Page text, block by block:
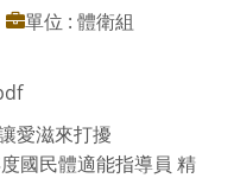
單位 : 體衛組
愛滋來打擾
國民體適能指導員 精